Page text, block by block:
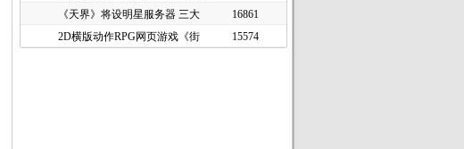
《天界》将设明星服务器 三大
16861
2D横版动作RPG网页游戏《街
15574